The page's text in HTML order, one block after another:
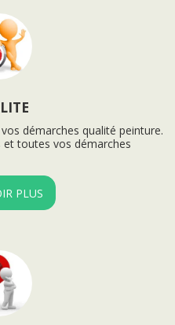
démarches qualité peinture.
toutes vos démarches
PLUS